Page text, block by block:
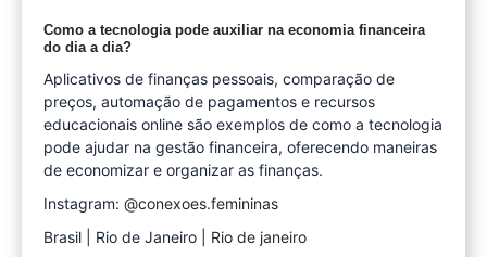
Como a tecnologia pode auxiliar na economia financeira
do dia a dia?
Aplicativos de finanças pessoais, comparação de
preços, automação de pagamentos e recursos
educacionais online são exemplos de como a tecnologia
pode ajudar na gestão financeira, oferecendo maneiras
de economizar e organizar as finanças.
Instagram: @conexoes.femininas
Brasil | Rio de Janeiro | Rio de janeiro